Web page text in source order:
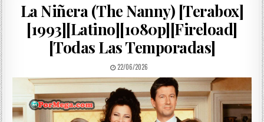
La Niñera (The Nanny) [Terabox]
[1993][Latino][1080p][Fireload]
[Todas Las Temporadas]
PUBLISHED DATE:
22/06/2026